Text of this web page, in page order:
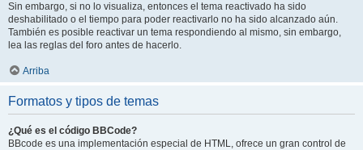
Sin embargo, si no lo visualiza, entonces el tema reactivado ha sido
deshabilitado o el tiempo para poder reactivarlo no ha sido alcanzado aún.
También es posible reactivar un tema respondiendo al mismo, sin embargo,
lea las reglas del foro antes de hacerlo.
Arriba
Formatos y tipos de temas
¿Qué es el código BBCode?
BBcode es una implementación especial de HTML, ofrece un gran control de